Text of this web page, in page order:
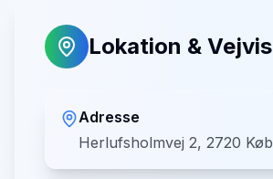
Lokation &
Adresse
Herlufsholmvej 2, 2720